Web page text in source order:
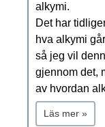
alkymi.
Det har
hva alkymi
så jeg vil
gjennom det,
av hvordan
Läs mer »